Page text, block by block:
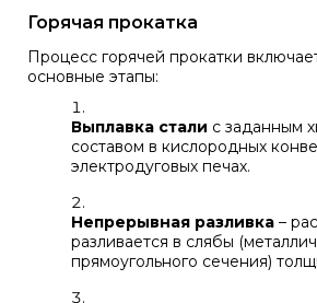
Горячая прокатка
Процесс горячей прокатки
основные этапы:
Выплавка стали с заданным
составом в кислородных
электродуговых печах.
Непрерывная разливка –
разливается в слябы
прямоугольного сечения)